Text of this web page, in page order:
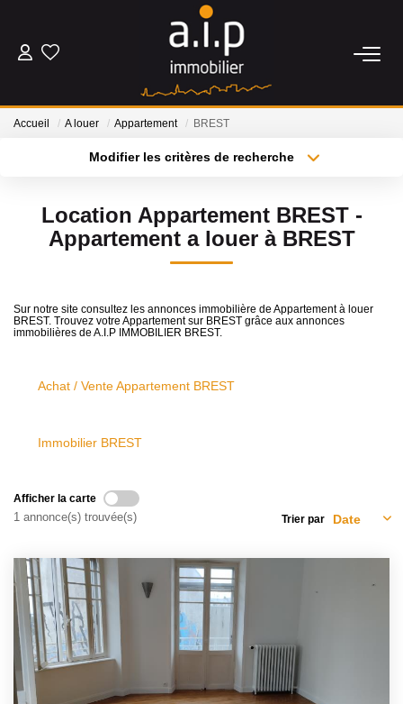
ACHETER
NOS AGENCES
Nos Actualités
Accueil A louer Appartement BREST
Modifier les critères de recherche
Sélectionnez...
Type de bien
Surface min
Créer une alerte
Location Appartement BREST -
Appartement a louer à BREST
Sur notre site consultez les annonces immobilière de Appartement à louer
BREST. Trouvez votre Appartement sur BREST grâce aux annonces
immobilières de A.I.P IMMOBILIER BREST.
Achat / Vente Appartement BREST
Immobilier BREST
Afficher la carte
1 annonce(s) trouvée(s) Trier par